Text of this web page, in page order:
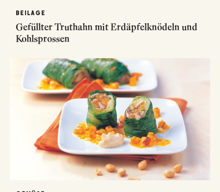
BEILAGE
Gefüllter Truthahn mit Erdäpfelknödeln und
Kohlsprossen